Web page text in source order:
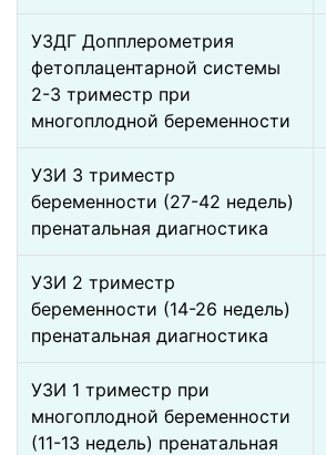
УЗДГ Допплерометрия
фетоплацентарной системы
2-3 триместр при
многоплодной беременности
УЗИ 3 триместр
беременности (27-42 недель)
пренатальная диагностика
УЗИ 2 триместр
беременности (14-26 недель)
пренатальная диагностика
УЗИ 1 триместр при
многоплодной беременности
(11-13 недель) пренатальная